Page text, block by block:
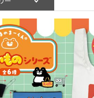
会員登録
ケジュールをチェック
トイマシン本体